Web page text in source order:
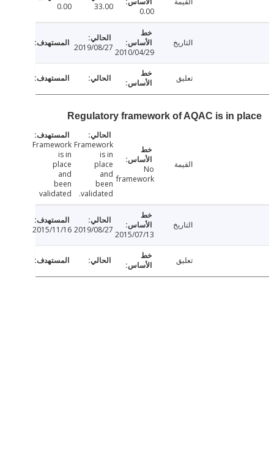
33.00
0.00
2010/04/29
2019/08/27
Regulatory framework of AQAC is in
No
framework
Framework
is in
place
been
validated.
Framework
is in
place
and
been
validated
2015/07/13
2019/08/27
2015/11/16